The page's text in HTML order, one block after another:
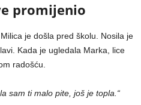
promijenio
je došla pred školu. Nosila je
Kada je ugledala Marka, lice
radošću.
sam ti malo pite, još je topla.“